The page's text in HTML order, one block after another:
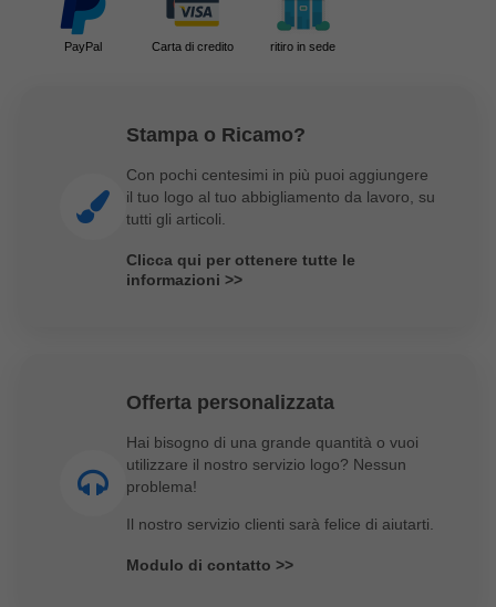
PayPal Carta di credito ritiro in sede
Stampa o Ricamo?
Con pochi centesimi in più puoi aggiungere
il tuo logo al tuo abbigliamento da lavoro, su
tutti gli articoli.
Clicca qui per ottenere tutte le
informazioni >>
Offerta personalizzata
Hai bisogno di una grande quantità o vuoi
utilizzare il nostro servizio logo? Nessun
problema!
Il nostro servizio clienti sarà felice di aiutarti.
Modulo di contatto >>